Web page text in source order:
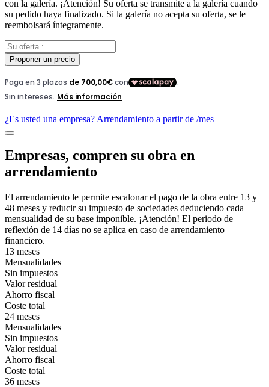
con la galería. ¡Atención! Su oferta se transmite a la galería cuando
su pedido haya finalizado. Si la galería no acepta su oferta, se le
reembolsará íntegramente.
Proponer un precio
¿Es usted una empresa? Arrendamiento a partir de /mes
Empresas, compren su obra en
arrendamiento
El arrendamiento le permite escalonar el pago de la obra entre 13 y
48 meses y reducir su impuesto de sociedades deduciendo cada
mensualidad de su base imponible. ¡Atención! El periodo de
reflexión de 14 días no se aplica en caso de arrendamiento
financiero.
13 meses
Mensualidades
Sin impuestos
Valor residual
Ahorro fiscal
Coste total
24 meses
Mensualidades
Sin impuestos
Valor residual
Ahorro fiscal
Coste total
36 meses